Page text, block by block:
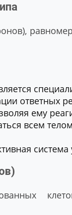
ответных
ему
всем
система